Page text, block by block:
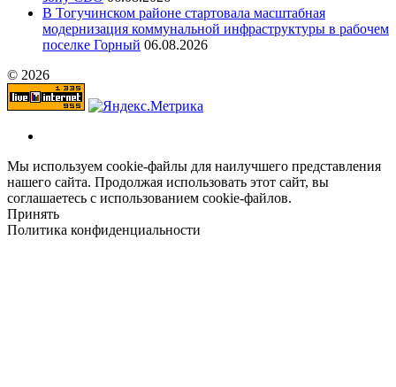
В Тогучинском районе стартовала масштабная
модернизация коммунальной инфраструктуры в рабочем
поселке Горный 06.08.2026
© 2026
Мы используем cookie-файлы для наилучшего представления
нашего сайта. Продолжая использовать этот сайт, вы
соглашаетесь с использованием cookie-файлов.
Принять
Политика конфиденциальности